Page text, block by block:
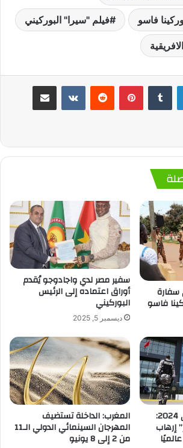
فاسو فيلم "سيرا" البوركيني
لينكدإن بينتيريست
فاسو
سفير مصر لدي واجادوجو يُقدم
أوراق اعتماده إلى الرئيس
البوركيني
ديسمبر 5, 2025
مؤشر الإرهاب العالمي 2024:
إرهاب
المغرب: الداخلة تستضيف
المهرجان السينمائي الدولي الـ11
من 2 إلى 8 يونيو